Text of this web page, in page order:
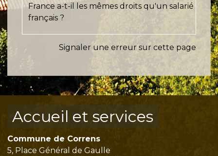
France a-t-il les mêmes droits qu'un salarié
français ?
Signaler une erreur sur cette page
Accueil et services
Commune de Correns
5, Place Général de Gaulle